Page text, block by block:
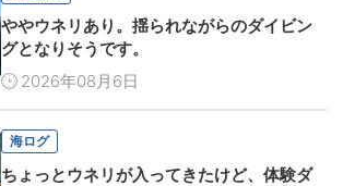
ややウネリあり。揺られながらのダイビン
グとなりそうです。
2026年08月6日
海ログ
ちょっとウネリが入ってきたけど、体験ダ